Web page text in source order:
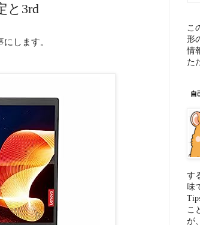
と3rd
します。
こ
形
情
た
自
す
味
こ
が